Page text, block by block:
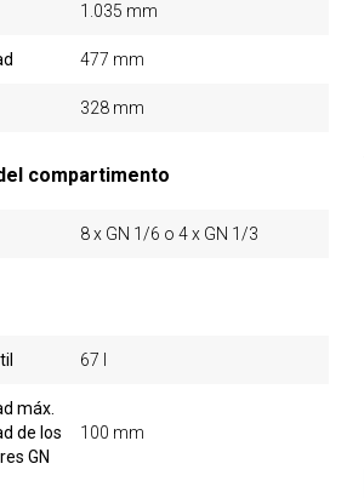
1.035 mm
477 mm
328 mm
compartimento
8 x GN 1/6 o 4 x GN 1/3
67 l
máx.
de los
GN
100 mm